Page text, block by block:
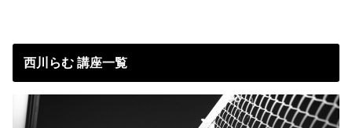
西川らむ 講座一覧